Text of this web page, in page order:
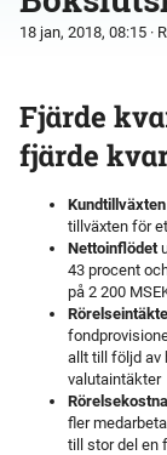
18 jan, 2018, 08:15 ·
Fjärde
fjärde
Kundtillväxten
tillväxten för
Nettoinflödet
43 procent
på 2 200
allt till följd av
valutaintäkter
fler
till stor del en